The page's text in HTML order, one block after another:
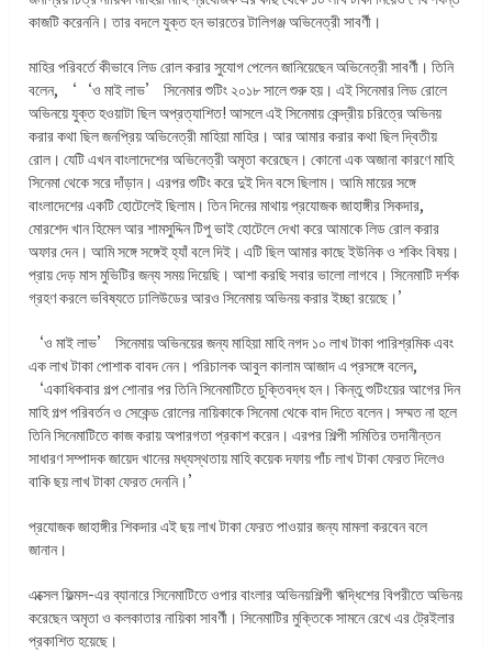
কাজটি করেননি। তার বদলে যুক্ত হন ভারতের টালিগঞ্জ অভিনেত্রী সাবর্ণী।
মাহির পরিবর্তে কীভাবে লিড রোল করার সুযোগ পেলেন জানিয়েছেন অভিনেত্রী সাবর্ণী। তিনি
বলেন, ‘‘ও মাই লাভ’ সিনেমার শুটিং ২০১৮ সালে শুরু হয়। এই সিনেমার লিড রোলে
অভিনয়ে যুক্ত হওয়াটা ছিল অপ্রত্যাশিত! আসলে এই সিনেমায় কেন্দ্রীয় চরিত্রে অভিনয়
করার কথা ছিল জনপ্রিয় অভিনেত্রী মাহিয়া মাহির। আর আমার করার কথা ছিল দ্বিতীয়
রোল। যেটি এখন বাংলাদেশের অভিনেত্রী অমৃতা করেছেন। কোনো এক অজানা কারণে মাহি
সিনেমা থেকে সরে দাঁড়ান। এরপর শুটিং করে দুই দিন বসে ছিলাম। আমি মায়ের সঙ্গে
বাংলাদেশের একটি হোটেলেই ছিলাম। তিন দিনের মাথায় প্রযোজক জাহাঙ্গীর সিকদার,
মোরশেদ খান হিমেল আর শামসু্দ্দিন টিপু ভাই হোটেলে দেখা করে আমাকে লিড রোল করার
অফার দেন। আমি সঙ্গে সঙ্গেই হ্যাঁ বলে দিই। এটি ছিল আমার কাছে ইউনিক ও শকিং বিষয়।
প্রায় দেড় মাস মুভিটির জন্য সময় দিয়েছি। আশা করছি সবার ভালো লাগবে। সিনেমাটি দর্শক
গ্রহণ করলে ভবিষ্যতে ঢালিউডের আরও সিনেমায় অভিনয় করার ইচ্ছা রয়েছে।’
‘ও মাই লাভ’ সিনেমায় অভিনয়ের জন্য মাহিয়া মাহি নগদ ১০ লাখ টাকা পারিশ্রমিক এবং
এক লাখ টাকা পোশাক বাবদ নেন। পরিচালক আবুল কালাম আজাদ এ প্রসঙ্গে বলেন,
‘একাধিকবার গল্প শোনার পর তিনি সিনেমাটিতে চুক্তিবদ্ধ হন। কিন্তু শুটিংয়ের আগের দিন
মাহি গল্প পরিবর্তন ও সেকেন্ড রোলের নায়িকাকে সিনেমা থেকে বাদ দিতে বলেন। সম্মত না হলে
তিনি সিনেমাটিতে কাজ করায় অপারগতা প্রকাশ করেন। এরপর শিল্পী সমিতির তদানীন্তন
সাধারণ সম্পাদক জায়েদ খানের মধ্যস্থতায় মাহি কয়েক দফায় পাঁচ লাখ টাকা ফেরত দিলেও
বাকি ছয় লাখ টাকা ফেরত দেননি।’
প্রযোজক জাহাঙ্গীর শিকদার এই ছয় লাখ টাকা ফেরত পাওয়ার জন্য মামলা করবেন বলে
জানান।
এক্সেল ফিল্মস-এর ব্যানারে সিনেমাটিতে ওপার বাংলার অভিনয়শিল্পী ঋদ্ধিশের বিপরীতে অভিনয়
করেছেন অমৃতা ও কলকাতার নায়িকা সাবর্ণী। সিনেমাটির মুক্তিকে সামনে রেখে এর ট্রেইলার
প্রকাশিত হয়েছে।